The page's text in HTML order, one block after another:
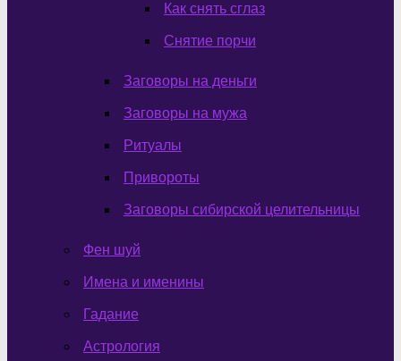
Как снять сглаз
Снятие порчи
Заговоры на деньги
Заговоры на мужа
Ритуалы
Привороты
Заговоры сибирской целительницы
Фен шуй
Имена и именины
Гадание
Астрология